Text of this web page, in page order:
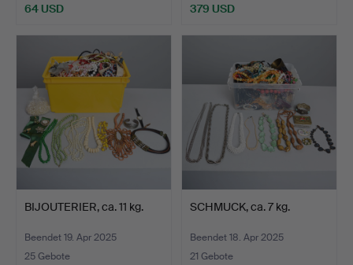
64 USD 379 USD
BIJOUTERIER, ca. 11 kg.
Beendet 19. Apr 2025
25 Gebote
SCHMUCK, ca. 7 kg.
Beendet 18. Apr 2025
21 Gebote